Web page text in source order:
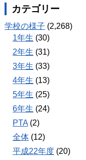
カテゴリー
学校の様子 (2,268)
1年生 (30)
2年生 (31)
3年生 (33)
4年生 (13)
5年生 (25)
6年生 (24)
PTA (2)
全体 (12)
平成22年度 (20)